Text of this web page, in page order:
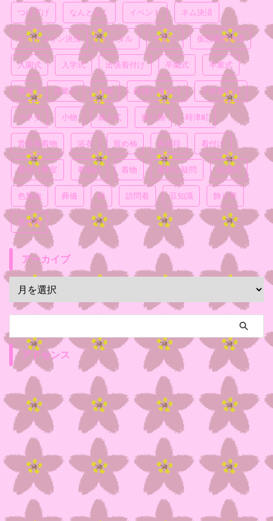
つけ下げ なんとなく イベント ネム決済
ビットコイン決済 レンタル 七五三 仮想通貨決済
入園式 入学式 出張着付け 卒園式 卒業式
喪服 営業日 妊婦 妊婦の着付け 子供着付け
小ネタ 小物 成人式 振り袖 時津町
普段着着物 浴衣 留め袖 真面目 着付け
着付け教室 着崩れ 着物 素朴な疑問 結婚式
色無地 葬儀 袴 訪問着 豆知識 飾り帯
黒留袖
アーカイブ
アドセンス